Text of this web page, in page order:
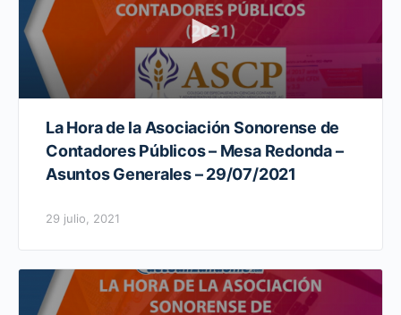
La Hora de la Asociación Sonorense de
Contadores Públicos – Mesa Redonda –
Asuntos Generales – 29/07/2021
29 julio, 2021